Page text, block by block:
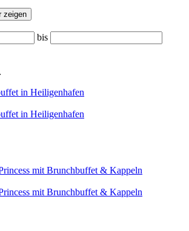
zeigen
bis
in Heiligenhafen
in Heiligenhafen
mit Brunchbuffet & Kappeln
mit Brunchbuffet & Kappeln